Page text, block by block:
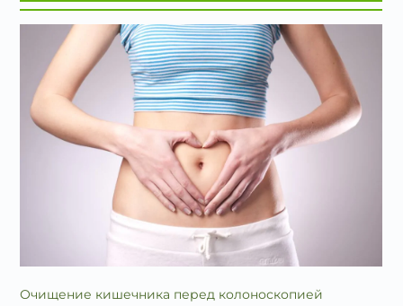
Очищение кишечника перед колоноскопией